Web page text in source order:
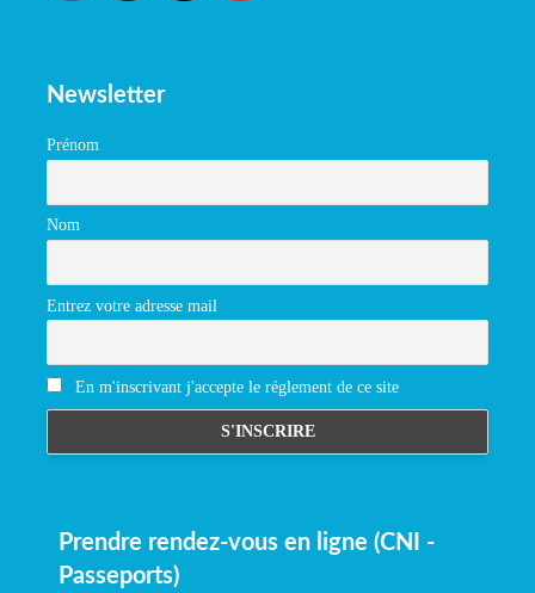
Newsletter
Prénom
Nom
Entrez votre adresse mail
En m'inscrivant j'accepte le réglement de ce site
Prendre rendez-vous en ligne (CNI -
Passeports)